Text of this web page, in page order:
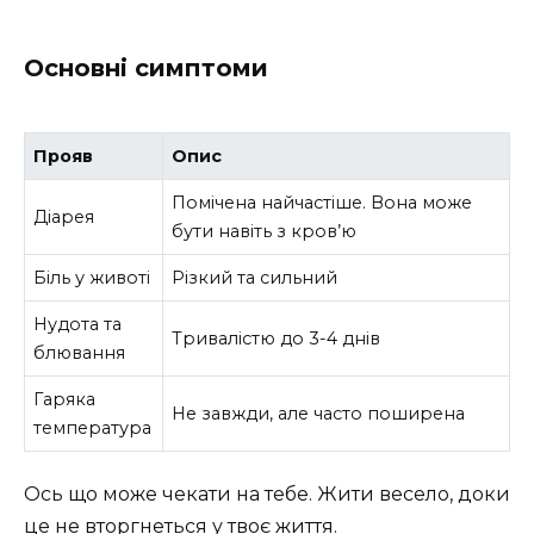
Основні симптоми
Прояв Опис
Діарея
Помічена найчастіше. Вона може
бути навіть з кров’ю
Біль у животі Різкий та сильний
Нудота та
блювання
Тривалістю до 3-4 днів
Гаряка
температура
Не завжди, але часто поширена
Ось що може чекати на тебе. Жити весело, доки
це не вторгнеться у твоє життя.